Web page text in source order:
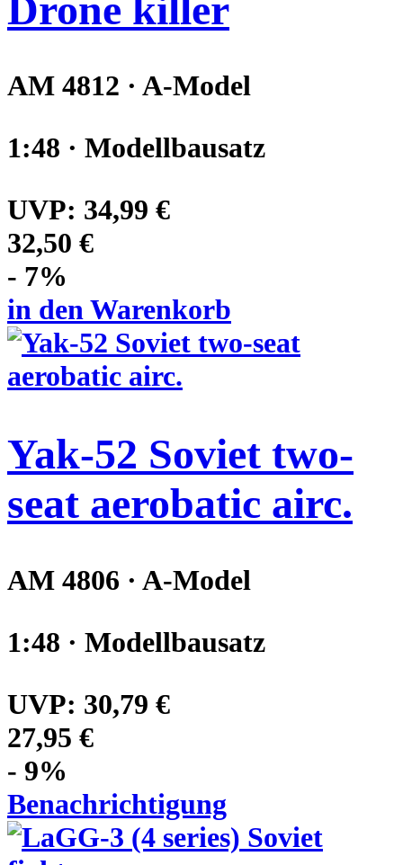
AM 4812 · A-Model
1:48 · Modellbausatz
UVP: 34,99 €
32,50 €
- 7%
in den Warenkorb
Yak-52 Soviet two-
seat aerobatic airc.
AM 4806 · A-Model
1:48 · Modellbausatz
UVP: 30,79 €
27,95 €
- 9%
Benachrichtigung